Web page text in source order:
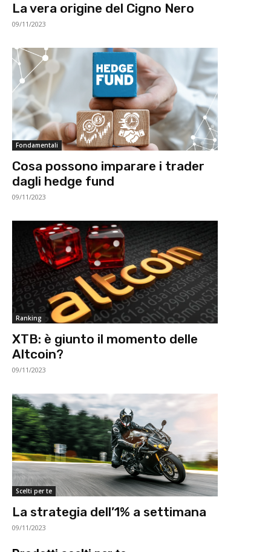
La vera origine del Cigno Nero
09/11/2023
Fondamentali
Cosa possono imparare i trader
dagli hedge fund
09/11/2023
Ranking
XTB: è giunto il momento delle
Altcoin?
09/11/2023
Scelti per te
La strategia dell’1% a settimana
09/11/2023